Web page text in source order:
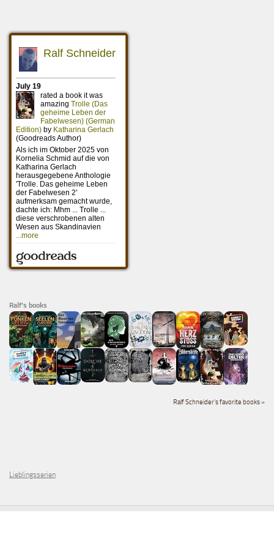
Ralf's books
Ralf Schneider's favorite books »
Lieblingsserien